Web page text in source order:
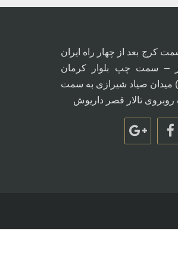
کرج بعد از چهار راه ایران
– سمت چپ بلوار کرمان
میدان صیاد شیرازی به سمت
تالار قصر داریوش